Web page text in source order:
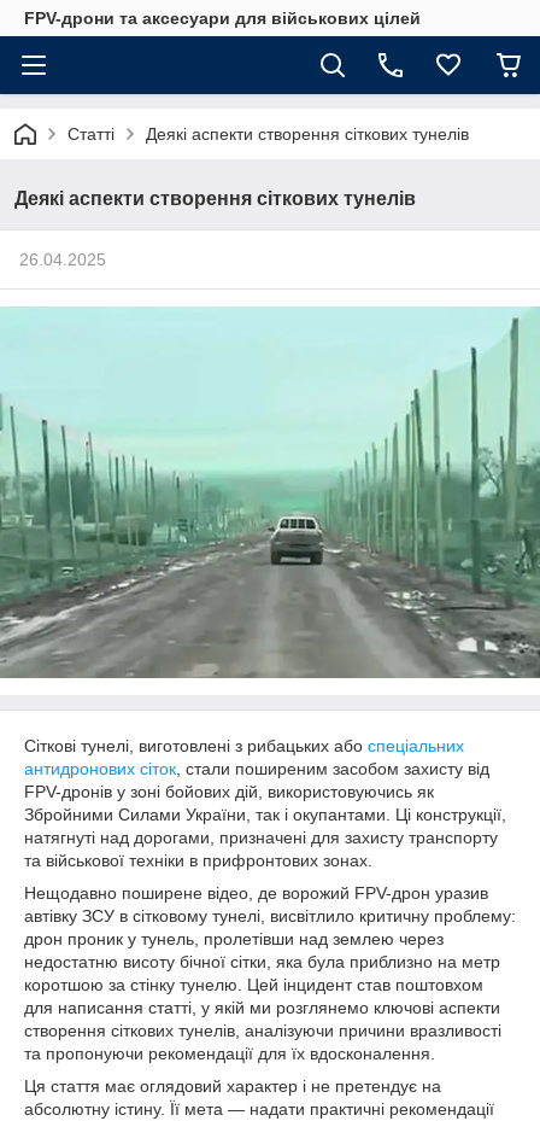
FPV-дрони та аксесуари для військових цілей
Статті Деякі аспекти створення сіткових тунелів
Деякі аспекти створення сіткових тунелів
26.04.2025
Сіткові тунелі, виготовлені з рибацьких або спеціальних
антидронових сіток , стали поширеним засобом захисту від
FPV-дронів у зоні бойових дій, використовуючись як
Збройними Силами України, так і окупантами. Ці конструкції,
натягнуті над дорогами, призначені для захисту транспорту
та військової техніки в прифронтових зонах.
Нещодавно поширене відео, де ворожий FPV-дрон уразив
автівку ЗСУ в сітковому тунелі, висвітлило критичну проблему:
дрон проник у тунель, пролетівши над землею через
недостатню висоту бічної сітки, яка була приблизно на метр
коротшою за стінку тунелю. Цей інцидент став поштовхом
для написання статті, у якій ми розглянемо ключові аспекти
створення сіткових тунелів, аналізуючи причини вразливості
та пропонуючи рекомендації для їх вдосконалення.
Ця стаття має оглядовий характер і не претендує на
абсолютну істину. Її мета — надати практичні рекомендації